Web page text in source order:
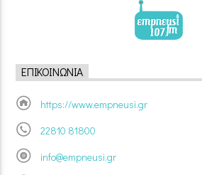
ΕΠΙΚΟΙΝΩΝΊΑ
https://www.empneusi.gr
22810 81800
info@empneusi.gr